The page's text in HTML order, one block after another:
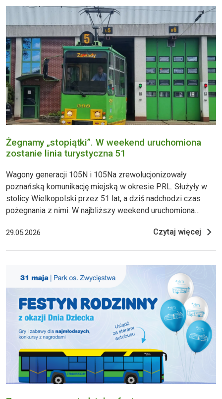
Żegnamy „stopiątki”. W weekend uruchomiona
zostanie linia turystyczna 51
Wagony generacji 105N i 105Na zrewolucjonizowały
poznańską komunikację miejską w okresie PRL. Służyły w
stolicy Wielkopolski przez 51 lat, a dziś nadchodzi czas
pożegnania z nimi. W najbliższy weekend uruchomiona
zobaczyć różne egzemplarze „stopiątek”. Zapraszamy!
29.05.2026 Czytaj więcej